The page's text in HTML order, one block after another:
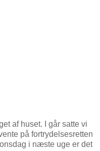
af huset. I går satte vi
på fortrydelsesretten
i næste uge er det